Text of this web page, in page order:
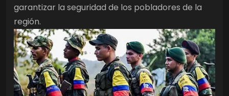
garantizar la seguridad de los pobladores de la
región.